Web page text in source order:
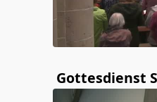
Gottesdienst